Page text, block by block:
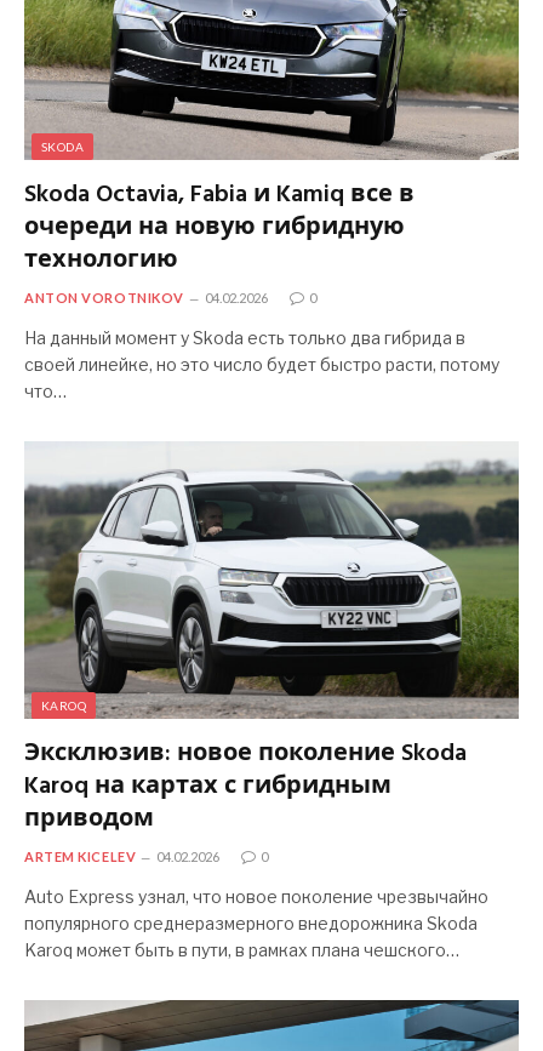
SKODA
Skoda Octavia, Fabia и Kamiq все в
очереди на новую гибридную
технологию
ANTON VOROTNIKOV 04.02.2026 0
На данный момент у Skoda есть только два гибрида в
своей линейке, но это число будет быстро расти, потому
что…
KAROQ
Эксклюзив: новое поколение Skoda
Karoq на картах с гибридным
приводом
ARTEM KICELEV 04.02.2026 0
Auto Express узнал, что новое поколение чрезвычайно
популярного среднеразмерного внедорожника Skoda
Karoq может быть в пути, в рамках плана чешского…